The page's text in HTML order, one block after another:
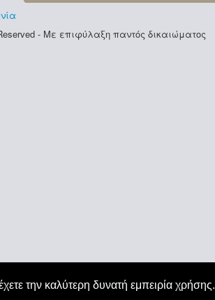
την καλύτερη δυνατή εμπειρία χρήσης.
- Με επιφύλαξη παντός δικαιώματος